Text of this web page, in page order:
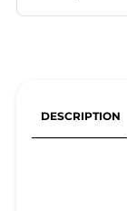
DESCRIPTION